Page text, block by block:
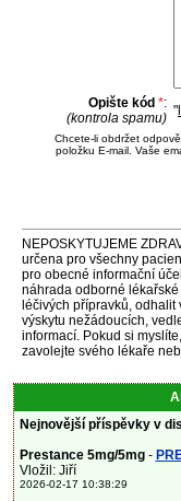
Opište kód *:
(kontrola spamu) "
Chcete-li obdržet
položku E-mail. Vaše
NEPOSKYTUJEME
určena pro všechny
pro obecné informační
náhrada odborné
léčivých přípravků,
výskytu nežádoucích,
informací. Pokud si
zavolejte svého lékaře
Nejnovější příspěvky v
Prestance 5mg/5mg-
Vložil: Jiří
2026-02-17 10:38:29